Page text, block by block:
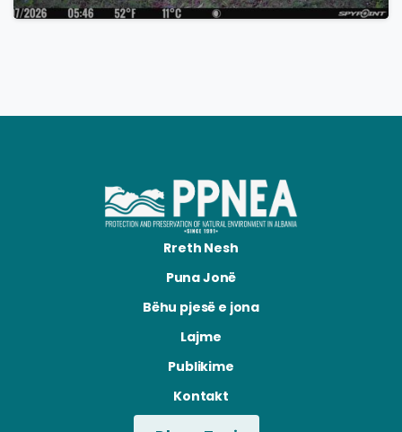
Rreth Nesh
Puna Jonë
Bëhu pjesë e jona
Lajme
Publikime
Kontakt